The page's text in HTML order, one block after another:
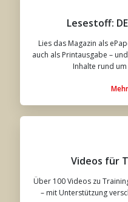
Lesestoff:
Lies das Magazin als
auch als Printausgabe –
Inhalte rund
Videos für
Über 100 Videos zu
– mit Unterstützung